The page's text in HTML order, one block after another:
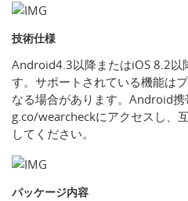
技術仕様
Android4.3以降またはiOS 8.2以
す。サポートされている機能は
なる場合があります。Android
g.co/wearcheckにアクセスし、
してください。
パッケージ内容